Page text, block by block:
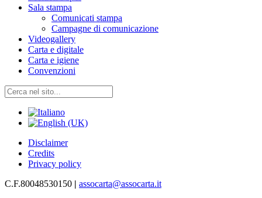
Sala stampa
Comunicati stampa
Campagne di comunicazione
Videogallery
Carta e digitale
Carta e igiene
Convenzioni
Disclaimer
Credits
Privacy policy
C.F.80048530150 | assocarta@assocarta.it